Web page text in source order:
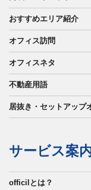
おすすめエリア紹介
オフィス訪問
オフィスネタ
不動産用語
居抜き・セットアップ
サービス案
officilとは？